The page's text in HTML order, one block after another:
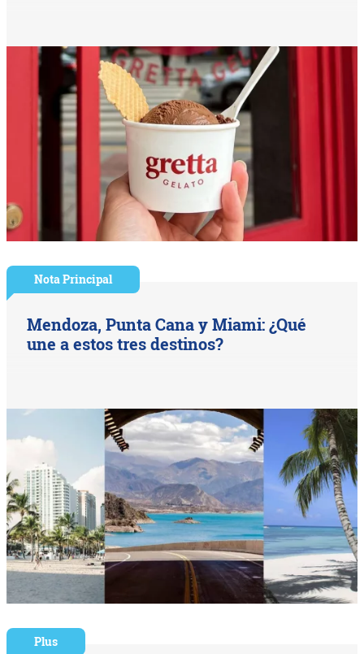
Nota Principal
Mendoza, Punta Cana y Miami: ¿Qué
une a estos tres destinos?
Plus